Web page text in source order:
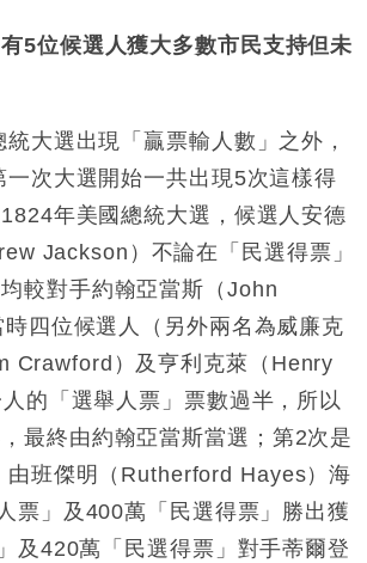
5位候選人獲大多數市民支持但未
大選出現「贏票輸人數」之外，
次大選開始一共出現5次這樣得
年美國總統大選，候選人安德
Jackson）不論在「民選得票」
較對手約翰亞當斯（John
四位候選人（另外兩名為威廉克
Crawford）及亨利克萊（Henry
的「選舉人票」票數過半，所以
最終由約翰亞當斯當選；第2次是
由班傑明（Rutherford Hayes）海
票」及400萬「民選得票」勝出獲
及420萬「民選得票」對手蒂爾登